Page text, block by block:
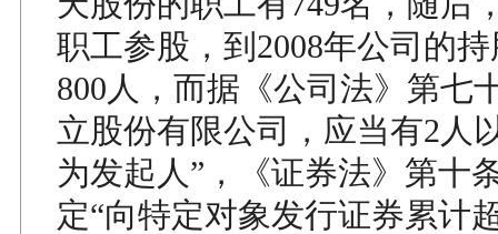
职工参股，到2008年公司的
800人，而据《公司法》第七
立股份有限公司，应当有2人
为发起人”，《证券法》第十
定“向特定对象发行证券累计